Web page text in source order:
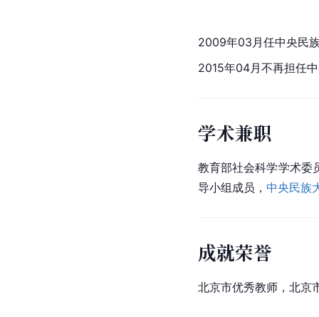
2009年03月任中央民
2015年04月不再担任
学术兼职
教育部社会科学学术委
导小组成员， 中央民族
成就荣誉
北京市优秀教师，北京